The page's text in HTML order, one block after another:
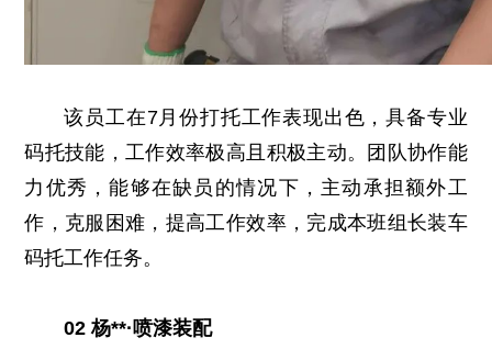
该员工在7月份打托工作表现出色，具备专业
码托技能，工作效率极高且积极主动。团队协作能
力优秀，能够在缺员的情况下，主动承担额外工
作，克服困难，提高工作效率，完成本班组长装车
码托工作任务。
02 杨**·喷漆装配